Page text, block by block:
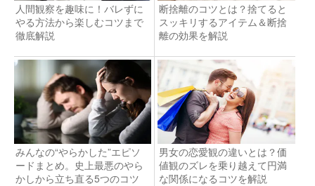
人間観察を趣味に！バレずに
やる方法から楽しむコツまで
徹底解説
断捨離のコツとは？捨てると
スッキリするアイテム＆断捨
離の効果を解説
みんなの“やらかした”エピソ
ードまとめ。史上最悪のやら
かしから立ち直る5つのコツ
男女の恋愛観の違いとは？価
値観のズレを乗り越えて円満
な関係になるコツを解説